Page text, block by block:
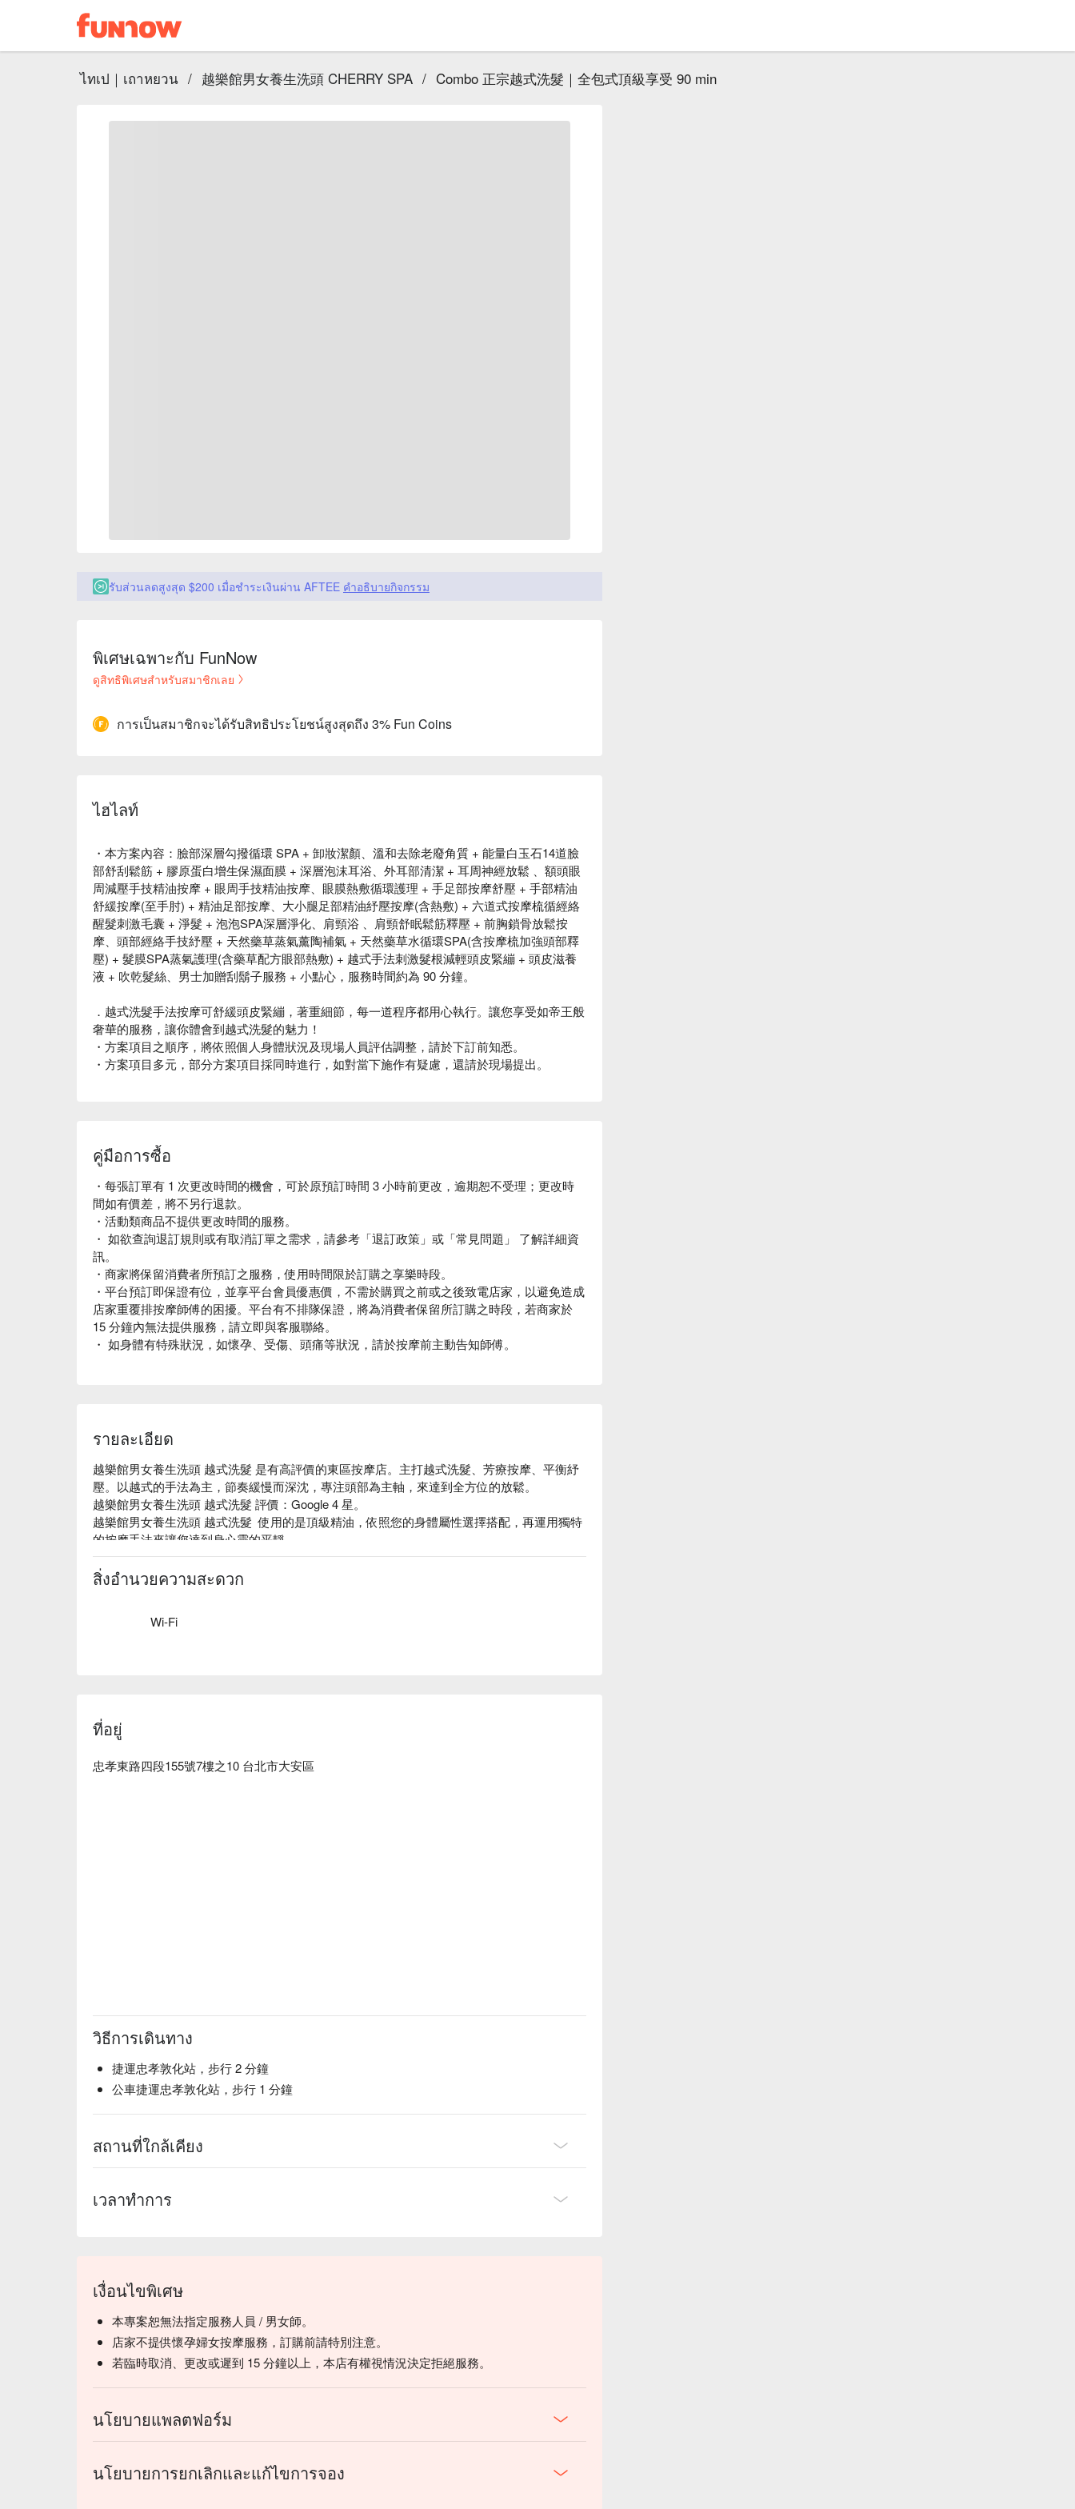
ไทเป｜เถาหยวน / 越樂館男女養生洗頭 CHERRY SPA / Combo 正宗越式洗髮｜全包式頂級享受 90 min
รับส่วนลดสูงสุด $200 เมื่อชำระเงินผ่าน AFTEE คำอธิบายกิจกรรม
พิเศษเฉพาะกับ FunNow
ดูสิทธิพิเศษสำหรับสมาชิกเลย
การเป็นสมาชิกจะได้รับสิทธิประโยชน์สูงสุดถึง 3% Fun Coins
ไฮไลท์
・本方案內容：臉部深層勾撥循環 SPA + 卸妝潔顏、溫和去除老廢角質 + 能量白玉石14道臉
部舒刮鬆筋 + 膠原蛋白增生保濕面膜 + 深層泡沫耳浴、外耳部清潔 + 耳周神經放鬆 、額頭眼
周減壓手技精油按摩 + 眼周手技精油按摩、眼膜熱敷循環護理 + 手足部按摩舒壓 + 手部精油
舒緩按摩(至手肘) + 精油足部按摩、大小腿足部精油紓壓按摩(含熱敷) + 六道式按摩梳循經絡
醒髮刺激毛囊 + 淨髮 + 泡泡SPA深層淨化、肩頸浴 、肩頸舒眠鬆筋釋壓 + 前胸鎖骨放鬆按
摩、頭部經絡手技紓壓 + 天然藥草蒸氣薰陶補氣 + 天然藥草水循環SPA(含按摩梳加強頭部釋
壓) + 髮膜SPA蒸氣護理(含藥草配方眼部熱敷) + 越式手法刺激髮根減輕頭皮緊繃 + 頭皮滋養
液 + 吹乾髮絲、男士加贈刮鬍子服務 + 小點心，服務時間約為 90 分鐘。
．越式洗髮手法按摩可舒緩頭皮緊繃，著重細節，每一道程序都用心執行。讓您享受如帝王般
奢華的服務，讓你體會到越式洗髮的魅力！
・方案項目之順序，將依照個人身體狀況及現場人員評估調整，請於下訂前知悉。
・方案項目多元，部分方案項目採同時進行，如對當下施作有疑慮，還請於現場提出。
คู่มือการซื้อ
・每張訂單有 1 次更改時間的機會，可於原預訂時間 3 小時前更改，逾期恕不受理；更改時
間如有價差，將不另行退款。
・活動類商品不提供更改時間的服務。
・ 如欲查詢退訂規則或有取消訂單之需求，請參考「退訂政策」或「常見問題」 了解詳細資
訊。
・商家將保留消費者所預訂之服務，使用時間限於訂購之享樂時段。
・平台預訂即保證有位，並享平台會員優惠價，不需於購買之前或之後致電店家，以避免造成
店家重覆排按摩師傅的困擾。平台有不排隊保證，將為消費者保留所訂購之時段，若商家於
15 分鐘內無法提供服務，請立即與客服聯絡。
・ 如身體有特殊狀況，如懷孕、受傷、頭痛等狀況，請於按摩前主動告知師傅。
รายละเอียด
越樂館男女養生洗頭 越式洗髮 是有高評價的東區按摩店。主打越式洗髮、芳療按摩、平衡紓
壓。以越式的手法為主，節奏緩慢而深沈，專注頭部為主軸，來達到全方位的放鬆。
越樂館男女養生洗頭 越式洗髮 評價：Google 4 星。
越樂館男女養生洗頭 越式洗髮  使用的是頂級精油，依照您的身體屬性選擇搭配，再運用獨特
的按摩手法來讓您達到身心靈的平靜。
越樂館男女養生洗頭 越式洗髮 預約、越樂館男女養生洗頭價格、越樂館男女養生洗頭優惠立
刻查看⬇︎
สิ่งอำนวยความสะดวก
Wi-Fi
ที่อยู่
忠孝東路四段155號7樓之10 台北市大安區
วิธีการเดินทาง
捷運忠孝敦化站，步行 2 分鐘
公車捷運忠孝敦化站，步行 1 分鐘
สถานที่ใกล้เคียง
เวลาทำการ
เงื่อนไขพิเศษ
本專案恕無法指定服務人員 / 男女師。
店家不提供懷孕婦女按摩服務，訂購前請特別注意。
若臨時取消、更改或遲到 15 分鐘以上，本店有權視情況決定拒絕服務。
นโยบายแพลตฟอร์ม
นโยบายการยกเลิกและแก้ไขการจอง